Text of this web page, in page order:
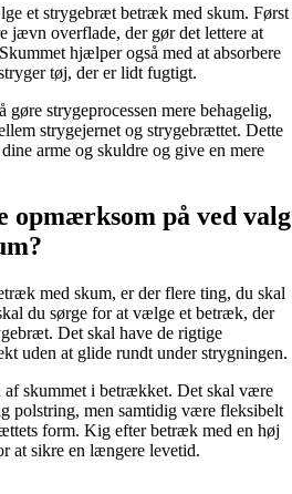
et strygebræt betræk med skum. Først
jævn overflade, der gør det lettere at
hjælper også med at absorbere
tøj, der er lidt fugtigt.
strygeprocessen mere behagelig,
strygejernet og strygebrættet. Dette
arme og skuldre og give en mere
opmærksom på ved valg
med skum, er der flere ting, du skal
du sørge for at vælge et betræk, der
Det skal have de rigtige
uden at glide rundt under strygningen.
af skummet i betrækket. Det skal være
polstring, men samtidig være fleksibelt
form. Kig efter betræk med en høj
at sikre en længere levetid.